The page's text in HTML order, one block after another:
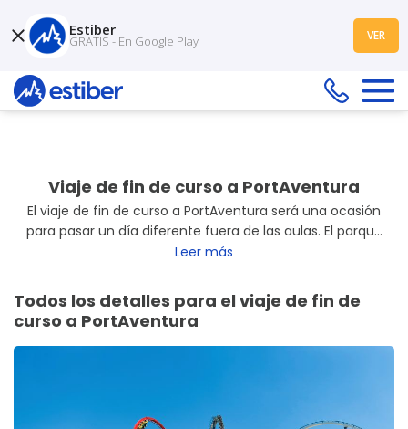
Viaje de fin de curso a PortAventura
El viaje de fin de curso a PortAventura será una ocasión
para pasar un día diferente fuera de las aulas. El parque
atracciones variadas, espectáculos y zonas
actividades según los gustos de cada uno. Una
propuesta pensada para compartir la experiencia con la
clase y despedir el curso de una forma agradable.
Leer más
Todos los detalles para el viaje de fin de
curso a PortAventura
Estiber
GRATIS - En Google Play VER